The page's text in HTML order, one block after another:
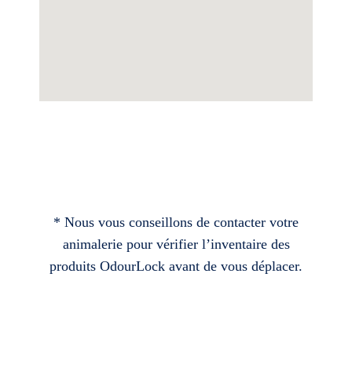
* Nous vous conseillons de contacter votre
animalerie pour vérifier l’inventaire des
produits OdourLock avant de vous déplacer.